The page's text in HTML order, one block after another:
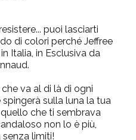
puoi lasciarti
di colori perché Jeffree
Italia, in Esclusiva da
va al di là di ogni
sulla luna la tua
che ti sembrava
non lo è più,
limiti!